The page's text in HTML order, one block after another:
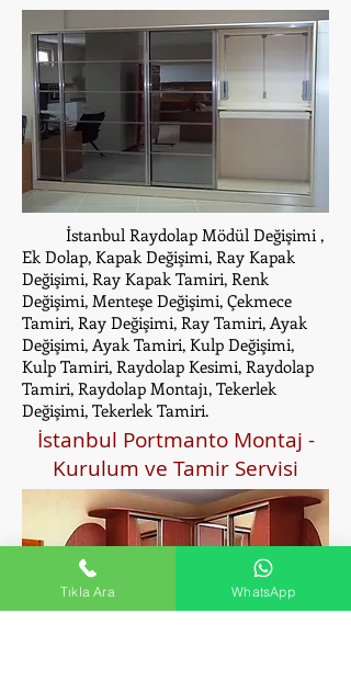
İstanbul Raydolap Mödül Değişimi ,
Ek Dolap, Kapak Değişimi, Ray Kapak
Değişimi, Ray Kapak Tamiri, Renk
Değişimi, Menteşe Değişimi, Çekmece
Tamiri, Ray Değişimi, Ray Tamiri, Ayak
Değişimi, Ayak Tamiri, Kulp Değişimi,
Kulp Tamiri, Raydolap Kesimi, Raydolap
Tamiri, Raydolap Montajı, Tekerlek
Değişimi, Tekerlek Tamiri.
İstanbul Portmanto Montaj -
Kurulum ve Tamir Servisi
Tıkla Ara WhatsApp